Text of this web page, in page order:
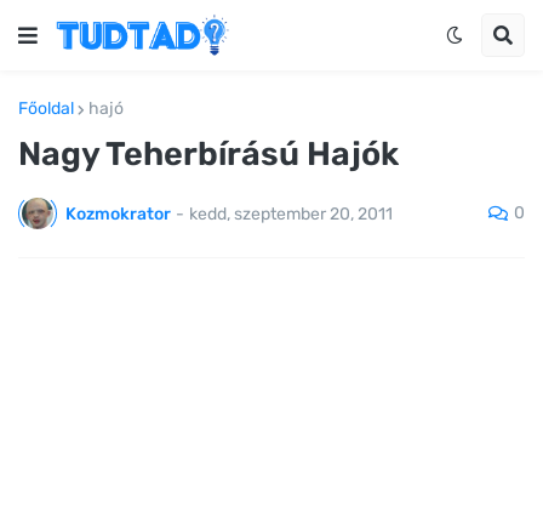
Főoldal hajó
Nagy Teherbírású Hajók
Kozmokrator - kedd, szeptember 20, 2011 0